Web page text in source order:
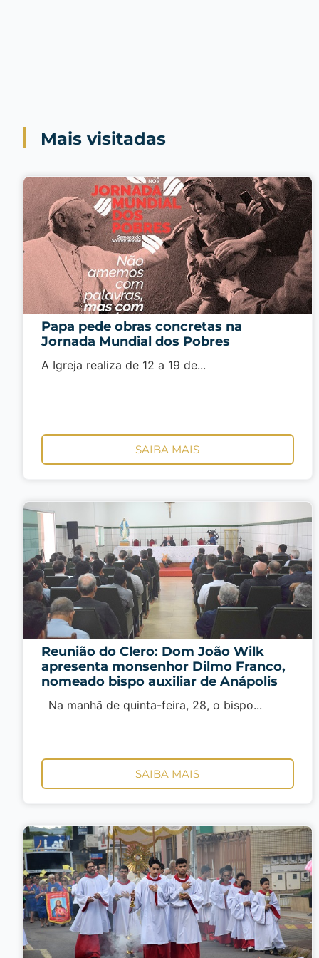
Mais visitadas
Papa pede obras concretas na
Jornada Mundial dos Pobres
A Igreja realiza de 12 a 19 de...
SAIBA MAIS
Reunião do Clero: Dom João Wilk
apresenta monsenhor Dilmo Franco,
nomeado bispo auxiliar de Anápolis
Na manhã de quinta-feira, 28, o bispo...
SAIBA MAIS